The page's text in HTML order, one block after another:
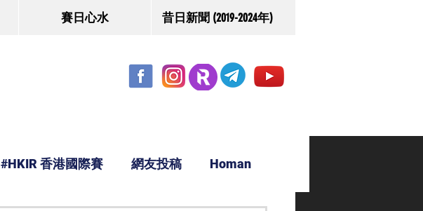
賽日心水 昔日新聞 (2019-2024年)
#HKIR 香港國際賽 網友投稿 Homan